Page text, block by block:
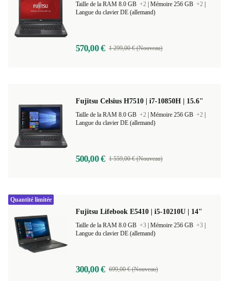
Taille de la RAM 8.0 GB +2 Mémoire 256 GB +2
Langue du clavier DE (allemand)
570,00 € 1 299,00 € (Nouveau)
Fujitsu Celsius H7510 | i7-10850H | 15.6"
Taille de la RAM 8.0 GB +2 Mémoire 256 GB +2
Langue du clavier DE (allemand)
500,00 € 1 559,00 € (Nouveau)
Fujitsu Lifebook E5410 | i5-10210U | 14"
Taille de la RAM 8.0 GB +3 Mémoire 256 GB +3
Langue du clavier DE (allemand)
300,00 € 699,00 € (Nouveau)
Quantité limitée